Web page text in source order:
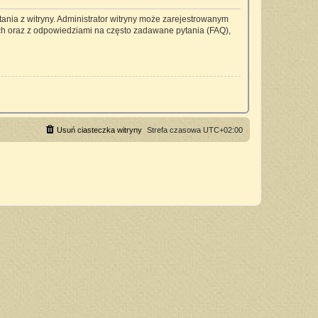
z witryny. Administrator witryny może zarejestrowanym
z odpowiedziami na często zadawane pytania (FAQ),
Strefa czasowa UTC+02:00
Usuń ciasteczka witryny